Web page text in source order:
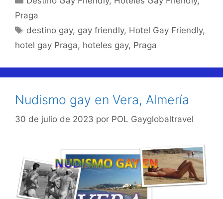
Praga
Etiquetas
destino gay, gay friendly, Hotel Gay Friendly,
hotel gay Praga, hoteles gay, Praga
Nudismo gay en Vera, Almería
30 de julio de 2023 por POL Gayglobaltravel